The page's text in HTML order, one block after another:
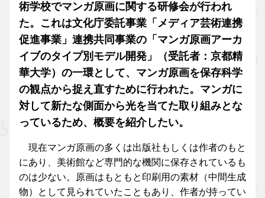
術学校でマンガ原画に関する研修会が行われ
た。これは文化庁委託事業「メディア芸術連携
促進事業」連携共同事業の「マンガ原画アーカ
イブのタイプ別モデル開発」（受託者：京都精
華大学）の一環として、マンガ原画を保存科学
の観点から捉え直すために行われた。マンガに
対して新たな側面から光を当てた取り組みとな
っているため、概要を紹介したい。
現在マンガ原画の多くは出版社もしくは作者のもと
にあり、美術館など専門的な機関に保存されているも
のは少ない。原画はもともと印刷用の素材（中間生成
物）として見られていたこともあり、作者が持ってい